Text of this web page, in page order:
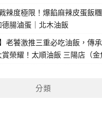
辣度極限！爆餡麻辣皮蛋飯
腸滷蛋｜北木油飯
老饕激推三重必吃油飯，傳
榮耀！太順油飯 三陽店（金
分類